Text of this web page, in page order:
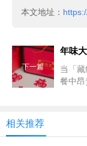
本文地址：
下一篇
当「
餐中
相关推荐